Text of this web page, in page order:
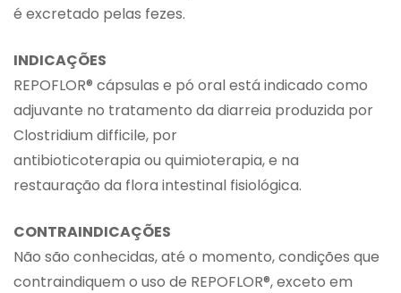
é excretado pelas fezes.
INDICAÇÕES
REPOFLOR® cápsulas e pó oral está indicado como
adjuvante no tratamento da diarreia produzida por
Clostridium difficile, por
antibioticoterapia ou quimioterapia, e na
restauração da flora intestinal fisiológica.
CONTRAINDICAÇÕES
Não são conhecidas, até o momento, condições que
contraindiquem o uso de REPOFLOR®, exceto em